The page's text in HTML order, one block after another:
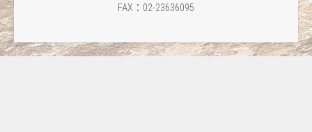
FAX：02-23636095